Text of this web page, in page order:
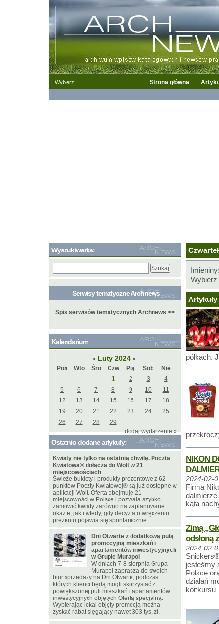
Wybierz: Strona główna
Wybierz
półkach.
NIKON
2024-02-
Firma
kąta
Zimą
odsłoną
2024-02-
jesteśmy
Polsce
działań
konkursu
Wyszukiwarka:
Serwisy tematyczne Archnews
Spis serwisów tematycznych Archnews >>
Kalendarium
« Luty 2024 »
Pon
Wto Śro Czw Pią Sob Nie
1 2 3
4
5
6 7 8 9 10
11
12
13 14 15 16 17
18
19
20 21 22 23 24
25
26
27 28
29
dodaj wydarzenie »
Ostatnio dodane artykuły:
Kwiaty nie tylko na ostatnią chwilę. Poczta
Kwiatowa® dołącza do Wolt w 21
miejscowościach
Świeże bukiety i produkty prezentowe z 62
punktów Poczty Kwiatowej® są już dostępne w
aplikacji Wolt. Oferta obejmuje 21
miejscowości w Polsce i pozwala szybko
zamówić kwiaty zarówno na zaplanowane
okazje, jak i wtedy, gdy decyzja o wręczeniu
prezentu pojawia się spontanicznie.
Dni Otwarte z dodatkową pulą
promocyjną mieszkań i
apartamentów inwestycyjnych
w Grupie Murapol
W dniach 7-8 sierpnia Grupa
Murapol zaprasza do swoich
biur sprzedaży na Dni Otwarte, podczas
których klienci będą mogli skorzystać z
powiększonej puli mieszkań i apartamentów
inwestycyjnych objętych Ofertą specjalną.
Wybierając lokal objęty promocją można
zyskać rabat sięgający nawet 303 tys. zł.